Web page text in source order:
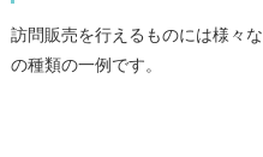
訪問販売を行えるものには様々
の種類の一例です。